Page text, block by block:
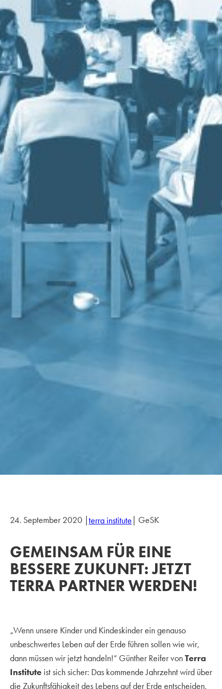
24. September 2020 |terra institute| GeSK
GEMEINSAM FÜR EINE
BESSERE ZUKUNFT: JETZT
TERRA PARTNER WERDEN!
„Wenn unsere Kinder und Kindeskinder ein genauso
unbeschwertes Leben auf der Erde führen sollen wie wir,
dann müssen wir jetzt handeln!“ Günther Reifer vonTerra
Institute ist sich sicher: Das kommende Jahrzehnt wird über
die Zukunftsfähigkeit des Lebens auf der Erde entscheiden.